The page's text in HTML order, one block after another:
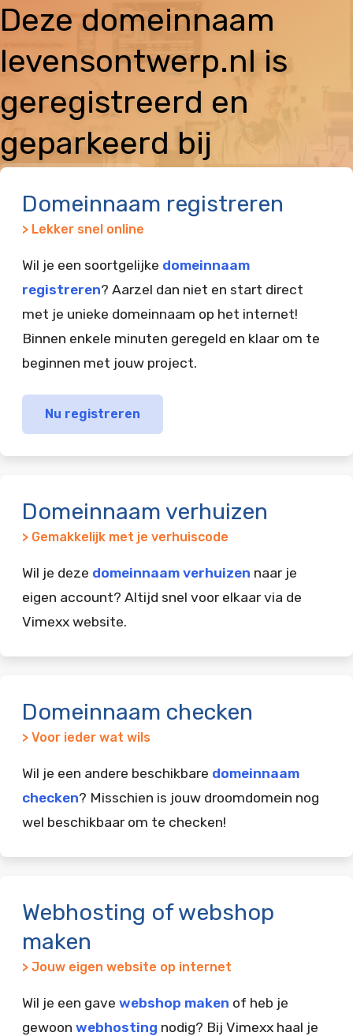
Deze domeinnaam
levensontwerp.nl is
geregistreerd en
geparkeerd bij
Domeinnaam registreren
> Lekker snel online
Wil je een soortgelijke domeinnaam
registreren? Aarzel dan niet en start direct
met je unieke domeinnaam op het internet!
Binnen enkele minuten geregeld en klaar om te
beginnen met jouw project.
Nu registreren
Domeinnaam verhuizen
> Gemakkelijk met je verhuiscode
Wil je deze domeinnaam verhuizen naar je
eigen account? Altijd snel voor elkaar via de
Vimexx website.
Domeinnaam checken
> Voor ieder wat wils
Wil je een andere beschikbare domeinnaam
checken? Misschien is jouw droomdomein nog
wel beschikbaar om te checken!
Webhosting of webshop
maken
> Jouw eigen website op internet
Wil je een gave webshop maken of heb je
gewoon webhosting nodig? Bij Vimexx haal je